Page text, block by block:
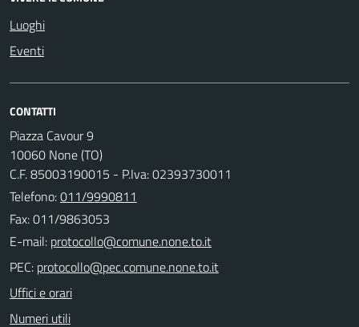
Luoghi
Eventi
CONTATTI
Piazza Cavour 9
10060 None (TO)
C.F. 85003190015 - P.Iva: 02393730011
Telefono:011/9990811
Fax: 011/9863053
E-mail:
PEC:
Uffici e orari
Numeri utili